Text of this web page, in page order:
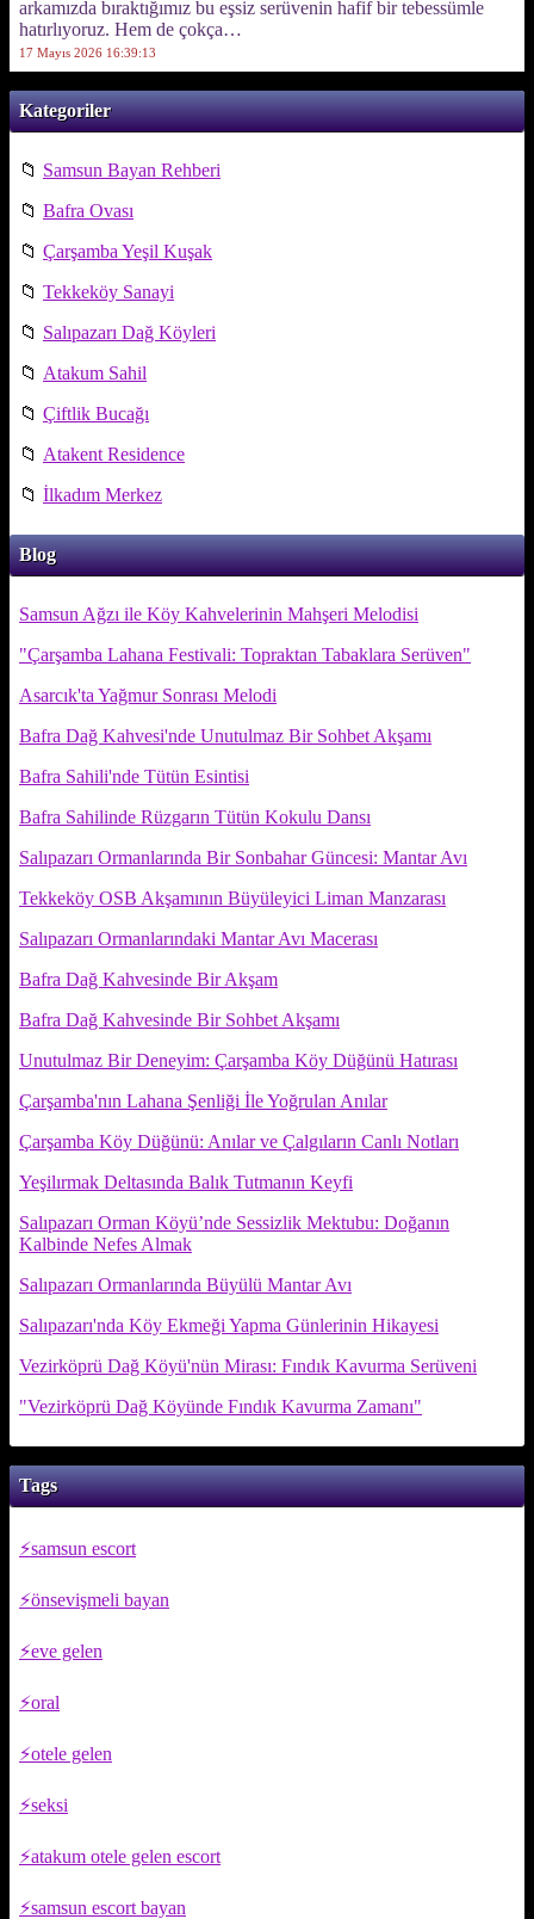
Kategoriler
📁 Samsun Bayan Rehberi
📁 Bafra Ovası
📁 Çarşamba Yeşil Kuşak
📁 Tekkeköy Sanayi
📁 Salıpazarı Dağ Köyleri
📁 Atakum Sahil
📁 Çiftlik Bucağı
📁 Atakent Residence
📁 İlkadım Merkez
Blog
Samsun Ağzı ile Köy Kahvelerinin Mahşeri Melodisi
"Çarşamba Lahana Festivali: Topraktan Tabaklara Serüven"
Asarcık'ta Yağmur Sonrası Melodi
Bafra Dağ Kahvesi'nde Unutulmaz Bir Sohbet Akşamı
Bafra Sahili'nde Tütün Esintisi
Bafra Sahilinde Rüzgarın Tütün Kokulu Dansı
Salıpazarı Ormanlarında Bir Sonbahar Güncesi: Mantar Avı
Tekkeköy OSB Akşamının Büyüleyici Liman Manzarası
Salıpazarı Ormanlarındaki Mantar Avı Macerası
Bafra Dağ Kahvesinde Bir Akşam
Bafra Dağ Kahvesinde Bir Sohbet Akşamı
Unutulmaz Bir Deneyim: Çarşamba Köy Düğünü Hatırası
Çarşamba'nın Lahana Şenliği İle Yoğrulan Anılar
Çarşamba Köy Düğünü: Anılar ve Çalgıların Canlı Notları
Yeşilırmak Deltasında Balık Tutmanın Keyfi
Salıpazarı Orman Köyü’nde Sessizlik Mektubu: Doğanın
Kalbinde Nefes Almak
Salıpazarı Ormanlarında Büyülü Mantar Avı
Salıpazarı'nda Köy Ekmeği Yapma Günlerinin Hikayesi
Vezirköprü Dağ Köyü'nün Mirası: Fındık Kavurma Serüveni
"Vezirköprü Dağ Köyünde Fındık Kavurma Zamanı"
Tags
samsun escort
önsevişmeli bayan
eve gelen
oral
otele gelen
seksi
atakum otele gelen escort
samsun escort bayan
arkamızda bıraktığımız bu eşsiz serüvenin hafif bir tebessümle
hatırlıyoruz. Hem de çokça…
17 Mayıs 2026 16:39:13